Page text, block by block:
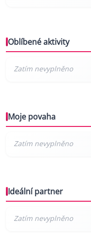
Oblíbené aktivity
Moje povaha
Ideální partner